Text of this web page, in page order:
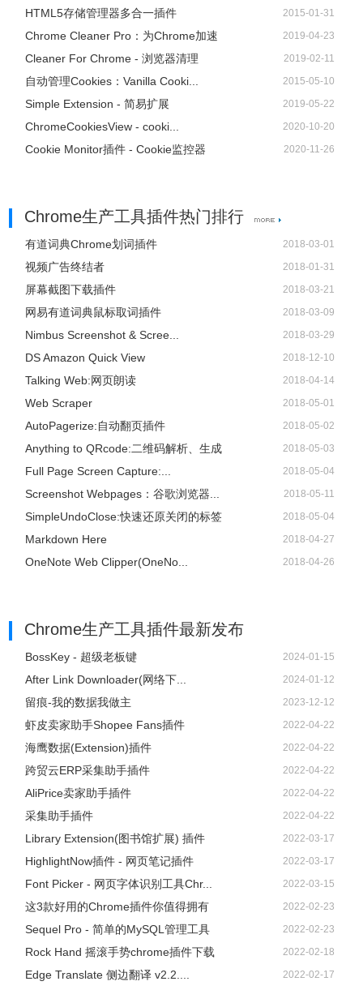
HTML5存储管理器多合一插件 2015-01-31
Chrome Cleaner Pro：为Chrome加速 2019-04-23
Cleaner For Chrome - 浏览器清理 2019-02-11
自动管理Cookies：Vanilla Cooki... 2015-05-10
Simple Extension - 简易扩展 2019-05-22
ChromeCookiesView - cooki... 2020-10-20
Cookie Monitor插件 - Cookie监控器 2020-11-26
Chrome生产工具插件热门排行
有道词典Chrome划词插件 2018-03-01
视频广告终结者 2018-01-31
屏幕截图下载插件 2018-03-21
网易有道词典鼠标取词插件 2018-03-09
Nimbus Screenshot & Scree... 2018-03-29
DS Amazon Quick View 2018-12-10
Talking Web:网页朗读 2018-04-14
Web Scraper 2018-05-01
AutoPagerize:自动翻页插件 2018-05-02
Anything to QRcode:二维码解析、生成 2018-05-03
Full Page Screen Capture:... 2018-05-04
Screenshot Webpages：谷歌浏览器... 2018-05-11
SimpleUndoClose:快速还原关闭的标签 2018-05-04
Markdown Here 2018-04-27
OneNote Web Clipper(OneNo... 2018-04-26
Chrome生产工具插件最新发布
BossKey - 超级老板键 2024-01-15
After Link Downloader(网络下... 2024-01-12
留痕-我的数据我做主 2023-12-12
虾皮卖家助手Shopee Fans插件 2022-04-22
海鹰数据(Extension)插件 2022-04-22
跨贸云ERP采集助手插件 2022-04-22
AliPrice卖家助手插件 2022-04-22
采集助手插件 2022-04-22
Library Extension(图书馆扩展) 插件 2022-03-17
HighlightNow插件 - 网页笔记插件 2022-03-17
Font Picker - 网页字体识别工具Chr... 2022-03-15
这3款好用的Chrome插件你值得拥有 2022-02-23
Sequel Pro - 简单的MySQL管理工具 2022-02-23
Rock Hand 摇滚手势chrome插件下载 2022-02-18
Edge Translate 侧边翻译 v2.2.... 2022-02-17